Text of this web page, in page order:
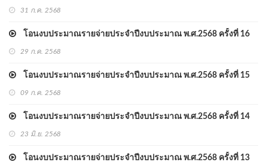
31 ก.ค. 2568
โอนงบประมาณรายจ่ายประจำปีงบประมาณ พ.ศ.2568 ครั้งที่ 16
29 ก.ค. 2568
โอนงบประมาณรายจ่ายประจำปีงบประมาณ พ.ศ.2568 ครั้งที่ 15
09 ก.ค. 2568
โอนงบประมาณรายจ่ายประจำปีงบประมาณ พ.ศ.2568 ครั้งที่ 14
23 มิ.ย. 2568
โอนงบประมาณรายจ่ายประจำปีงบประมาณ พ.ศ.2568 ครั้งที่ 13